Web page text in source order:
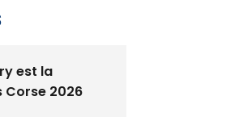
est la
Corse 2026